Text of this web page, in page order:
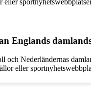
Englands
och Nederländernas
eller